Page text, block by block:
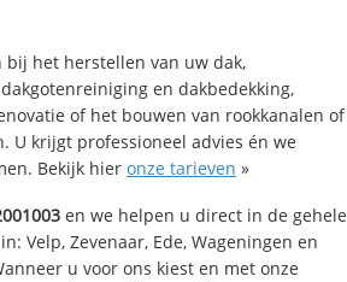
bij het herstellen van uw dak,
en dakbedekking,
of het bouwen van rookkanalen of
U krijgt professioneel advies én we
Bekijk hier onze tarieven »
en we helpen u direct in de gehele
Velp, Zevenaar, Ede, Wageningen en
u voor ons kiest en met onze